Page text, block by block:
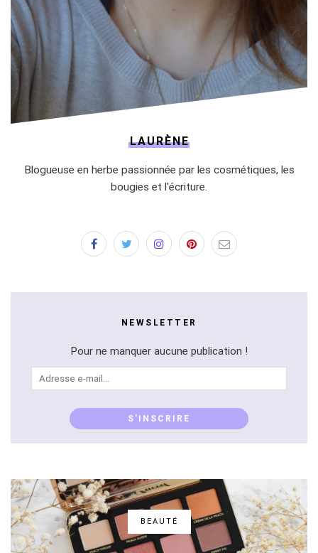
LAURÈNE
Blogueuse en herbe passionnée par les cosmétiques, les
bougies et l'écriture.
NEWSLETTER
Pour ne manquer aucune publication !
Adresse
e-
S'INSCRIRE
BEAUTÉ